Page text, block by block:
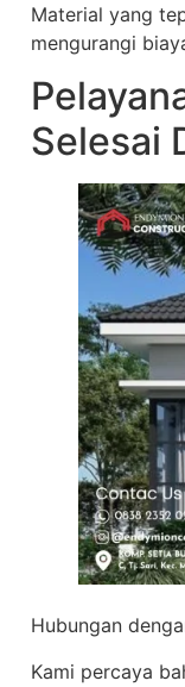
Material yang
mengurangi
Selesai
Hubungan
Kami percaya